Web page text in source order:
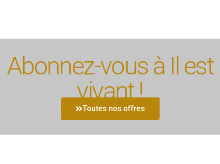
Abonnez-vous à Il est
vivant !
Toutes nos offres